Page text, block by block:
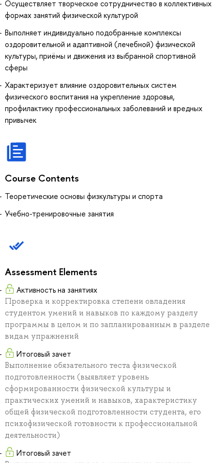
Осуществляет творческое сотрудничество в коллективных
формах занятий физической культурой
Выполняет индивидуально подобранные комплексы
оздоровительной и адаптивной (лечебной) физической
культуры, приёмы и движения из выбранной спортивной
сферы
Характеризует влияние оздоровительных систем
физического воспитания на укрепление здоровья,
профилактику профессиональных заболеваний и вредных
привычек
Course Contents
Теоретические основы физкультуры и спорта
Учебно-тренировочные занятия
Assessment Elements
Активность на занятиях
Проверка и корректировка степени овладения
студентом умений и навыков по каждому разделу
программы в целом и по запланированным в разделе
видам упражнений
Итоговый зачет
Выполнение обязательного теста физической
подготовленности (выявляет уровень
сформированности физической культуры и
практических умений и навыков, характеристику
общей физической подготовленности студента, его
психофизической готовности к профессиональной
деятельности)
Итоговый зачет